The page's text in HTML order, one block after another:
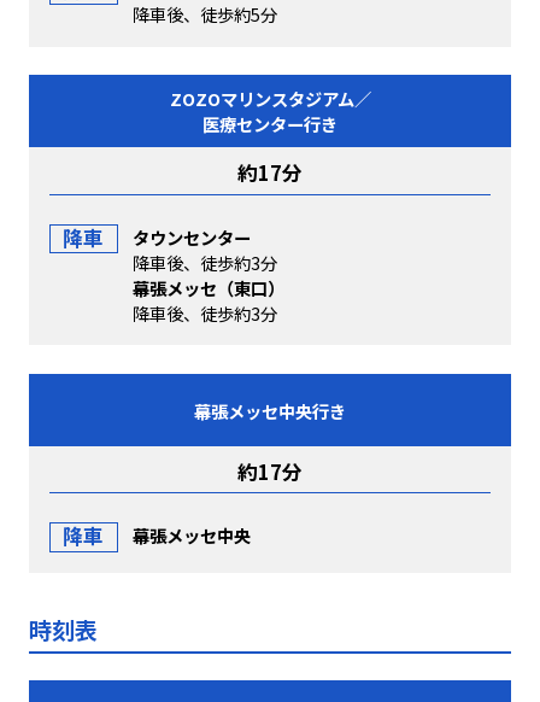
降車後、徒歩約5分
ZOZOマリンスタジアム／
医療センター行き
約17分
降車
タウンセンター
降車後、徒歩約3分
幕張メッセ（東口）
降車後、徒歩約3分
幕張メッセ中央行き
約17分
降車 幕張メッセ中央
時刻表